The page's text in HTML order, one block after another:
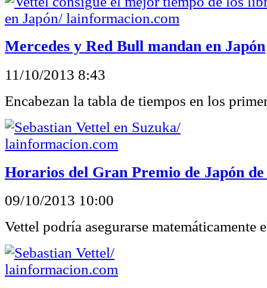
Mercedes y Red Bull mandan en Japón
11/10/2013 8:43
Encabezan la tabla de tiempos en los
Horarios del Gran Premio de Japón
09/10/2013 10:00
Vettel podría asegurarse matemáticamente